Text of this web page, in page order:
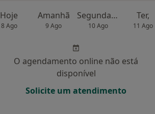
Hoje
8 Ago
Amanhã
9 Ago
Segunda-feira
10 Ago
Ter,
11 Ago
O agendamento online não está
disponível
Solicite um atendimento